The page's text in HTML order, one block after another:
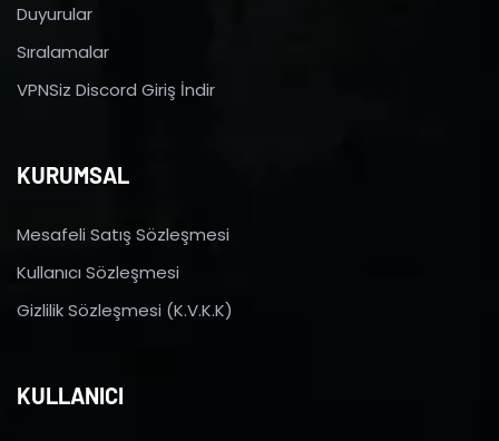
Duyurular
Sıralamalar
VPNSiz Discord Giriş İndir
KURUMSAL
Mesafeli Satış Sözleşmesi
Kullanıcı Sözleşmesi
Gizlilik Sözleşmesi (K.V.K.K)
KULLANICI